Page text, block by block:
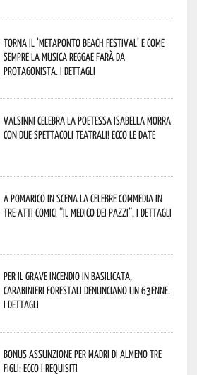
Torna il ‘Metaponto beach festival’ e come
sempre la musica reggae farà da
protagonista. I dettagli
Valsinni celebra la poetessa Isabella Morra
con due spettacoli teatrali! Ecco le date
A Pomarico in scena la celebre commedia in
tre atti comici “Il medico dei pazzi”. I dettagli
Per il grave incendio in Basilicata,
Carabinieri forestali denunciano un 63enne.
I dettagli
Bonus assunzione per madri di almeno tre
figli: ecco i requisiti